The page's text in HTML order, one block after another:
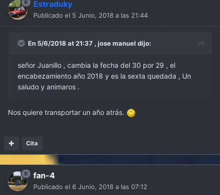
Estraduky
Publicado el 5 Junio, 2018 a las 21:44
En 5/6/2018 at 21:37 , jose manuel dijo:
señor Juanillo , cambia la fecha del 30 por 29 , el
encabezamiento año 2018 y es la sexta quedada , Un
saludo y animaros .
Nos quiere transportar un año atrás.
Cita
fan-4
Publicado el 6 Junio, 2018 a las 07:12